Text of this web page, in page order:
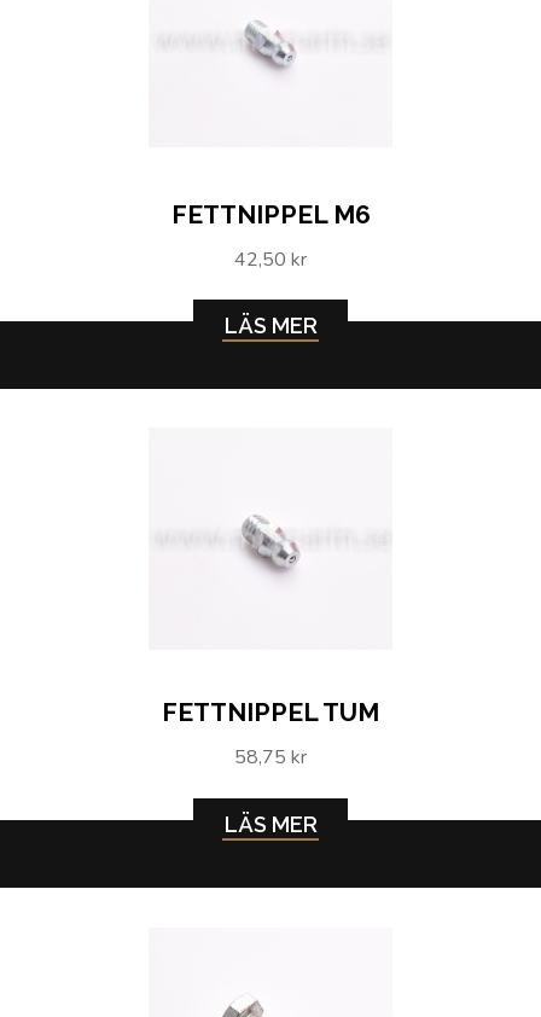
FETTNIPPEL M6
42,50 kr
LÄS MER
FETTNIPPEL TUM
58,75 kr
LÄS MER